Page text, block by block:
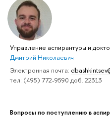
Управление аспирантуры и
Дмитрий Николаевич
Электронная почта:
тел: (495) 772-9590 доб. 22313
Вопросы по поступлению в